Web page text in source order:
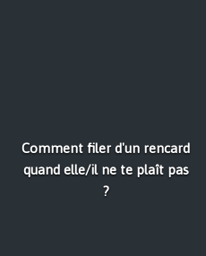
Comment filer d'un rencard
quand elle/il ne te plaît pas
?